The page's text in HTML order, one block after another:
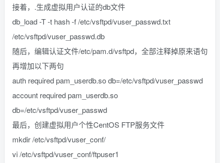
接着，.生成虚拟用户认证的db文件
db_load -T -t hash -f /etc/vsftpd/vuser_passwd.txt
/etc/vsftpd/vuser_passwd.db
随后，编辑认证文件/etc/pam.d/vsftpd，全部注释掉原来语句
再增加以下两句
auth required pam_userdb.so db=/etc/vsftpd/vuser_passwd
account required pam_userdb.so
db=/etc/vsftpd/vuser_passwd
最后，创建虚拟用户个性CentOS FTP服务文件
mkdir /etc/vsftpd/vuser_conf/
vi /etc/vsftpd/vuser_conf/ftpuser1